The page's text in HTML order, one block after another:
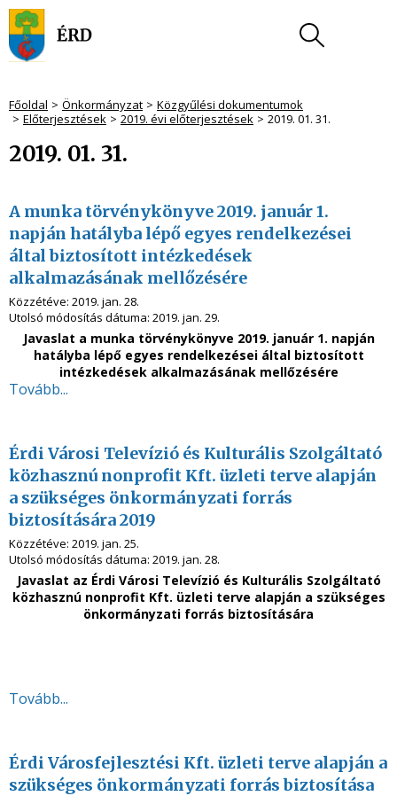
Főoldal Önkormányzat
Közgyűlési dokumentumok
Előterjesztések
2019. évi előterjesztések 2019. 01. 31.
2019. 01. 31.
A munka törvénykönyve 2019. január 1.
napján hatályba lépő egyes rendelkezései
által biztosított intézkedések
alkalmazásának mellőzésére
Közzétéve: 2019. jan. 28.
Utolsó módosítás dátuma: 2019. jan. 29.
Javaslat a munka törvénykönyve 2019. január 1. napján
hatályba lépő egyes rendelkezései által biztosított
intézkedések alkalmazásának mellőzésére
Tovább...
Érdi Városi Televízió és Kulturális Szolgáltató
közhasznú nonprofit Kft. üzleti terve alapján
a szükséges önkormányzati forrás
biztosítására 2019
Közzétéve: 2019. jan. 25.
Utolsó módosítás dátuma: 2019. jan. 28.
Javaslat az Érdi Városi Televízió és Kulturális Szolgáltató
közhasznú nonprofit Kft. üzleti terve alapján a szükséges
önkormányzati forrás biztosítására
Tovább...
Érdi Városfejlesztési Kft. üzleti terve alapján a
szükséges önkormányzati forrás biztosítása